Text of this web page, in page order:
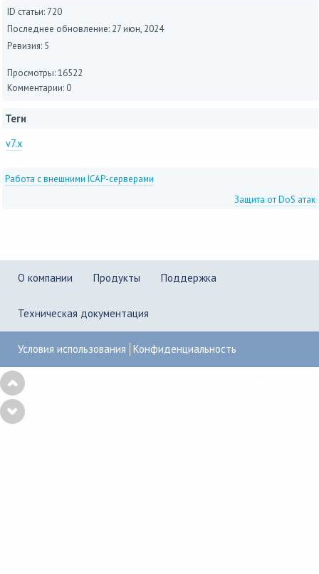
ID статьи: 720
Последнее обновление: 27 июн, 2024
Ревизия: 5
Просмотры: 16522
Комментарии: 0
Теги
v7.x
Работа с внешними ICAP-серверами
Защита от DoS атак
О компании Продукты Поддержка
Техническая документация
Условия использования Конфиденциальность